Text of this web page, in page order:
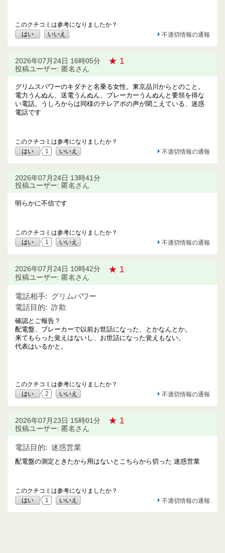
このクチコミは参考になりましたか？
はい
いいえ 不適切情報の通報
2026年07月24日 16時05分 ★ 1
投稿ユーザー: 匿名さん
グリムスパワーのキダチと名乗る女性。東京品川からとのこと。
電力うんぬん、送電うんぬん、ブレーカーうんぬんと要領を得な
い電話。うしろからは同様のテレアポの声が聞こえている、迷惑
電話です
このクチコミは参考になりましたか？
はい
1 いいえ 不適切情報の通報
2026年07月24日 13時41分
投稿ユーザー: 匿名さん
明らかに不信です
このクチコミは参考になりましたか？
はい
1 いいえ 不適切情報の通報
2026年07月24日 10時42分 ★ 1
投稿ユーザー: 匿名さん
電話相手: グリムパワー
電話目的: 詐欺
確認とご報告？
配電盤、ブレーカーで以前お世話になった、とかなんとか。
来てもらった覚えはないし、お世話になった覚えもない。
代表はいるかと。
このクチコミは参考になりましたか？
はい
2 いいえ 不適切情報の通報
2026年07月23日 15時01分 ★ 1
投稿ユーザー: 匿名さん
電話目的: 迷惑営業
配電盤の測定ときたから用はないとこちらから切った 迷惑営業
このクチコミは参考になりましたか？
はい
1 いいえ 不適切情報の通報